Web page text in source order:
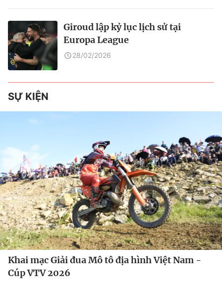
Giroud lập kỷ lục lịch sử tại
Europa League
28/02/2026
SỰ KIỆN
Khai mạc Giải đua Mô tô địa hình Việt Nam -
Cúp VTV 2026